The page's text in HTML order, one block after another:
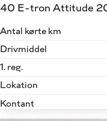
40 E-tron Attitude
Antal kørte km
Drivmiddel
1. reg.
Lokation
Kontant